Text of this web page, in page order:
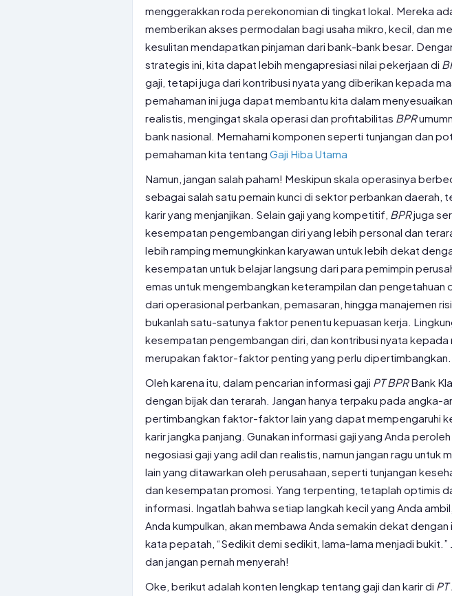
menggerakkan roda perekonomian di tingkat lokal. Mereka
memberikan akses permodalan bagi usaha mikro, kecil, dan
kesulitan mendapatkan pinjaman dari bank-bank besar.
strategis ini, kita dapat lebih mengapresiasi nilai pekerjaan di
gaji, tetapi juga dari kontribusi nyata yang diberikan kepada
pemahaman ini juga dapat membantu kita dalam
realistis, mengingat skala operasi dan profitabilitas BPR
bank nasional. Memahami komponen seperti tunjangan dan
pemahaman kita tentang Gaji Hiba Utama
Namun, jangan salah paham! Meskipun skala operasinya
sebagai salah satu pemain kunci di sektor perbankan daerah,
karir yang menjanjikan. Selain gaji yang kompetitif, BPRjuga
kesempatan pengembangan diri yang lebih personal dan
lebih ramping memungkinkan karyawan untuk lebih dekat
kesempatan untuk belajar langsung dari para pemimpin
emas untuk mengembangkan keterampilan dan pengetahuan
dari operasional perbankan, pemasaran, hingga manajemen
bukanlah satu-satunya faktor penentu kepuasan kerja.
kesempatan pengembangan diri, dan kontribusi nyata kepada
merupakan faktor-faktor penting yang perlu dipertimbangkan.
Oleh karena itu, dalam pencarian informasi gaji PT BPRBank
dengan bijak dan terarah. Jangan hanya terpaku pada angka-
pertimbangkan faktor-faktor lain yang dapat mempengaruhi
karir jangka panjang. Gunakan informasi gaji yang Anda
negosiasi gaji yang adil dan realistis, namun jangan ragu untuk
lain yang ditawarkan oleh perusahaan, seperti tunjangan
dan kesempatan promosi. Yang terpenting, tetaplah optimis
informasi. Ingatlah bahwa setiap langkah kecil yang Anda
Anda kumpulkan, akan membawa Anda semakin dekat
kata pepatah, “Sedikit demi sedikit, lama-lama menjadi bukit.”
dan jangan pernah menyerah!
Oke, berikut adalah konten lengkap tentang gaji dan karir di PT